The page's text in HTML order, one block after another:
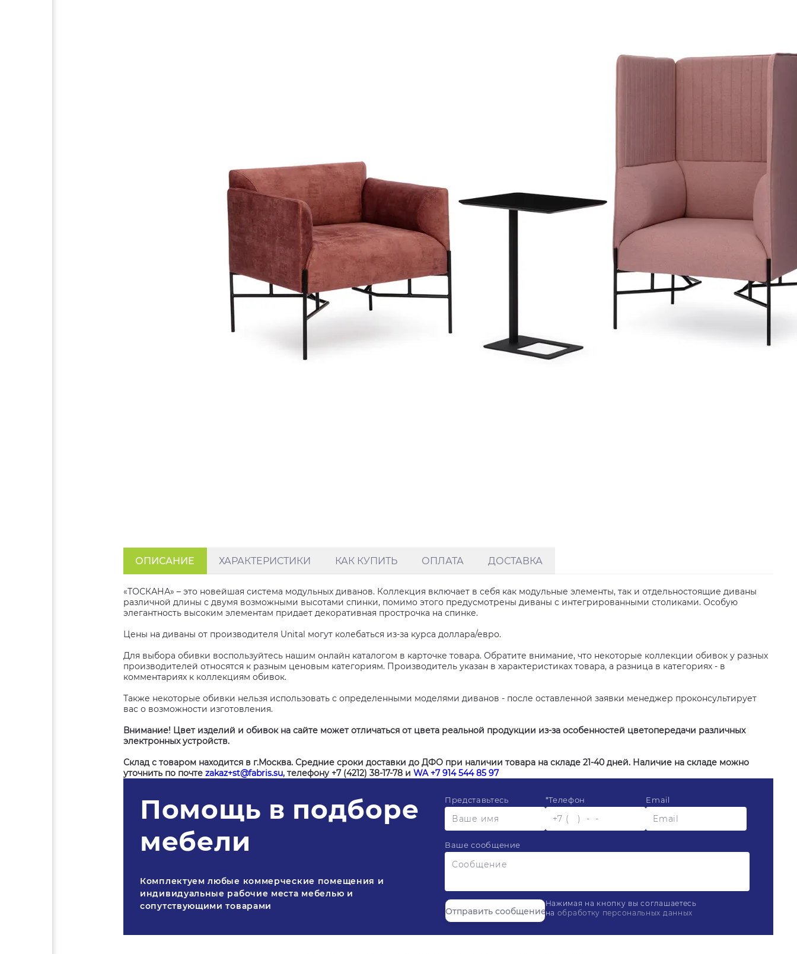
ОПИСАНИЕ ХАРАКТЕРИСТИКИ КАК КУПИТЬ ОПЛАТА ДОСТАВКА
«ТОСКАНА» – это новейшая система модульных диванов. Коллекция включает в себя как модульные элементы, так и отдельностоящие диваны
различной длины с двумя возможными высотами спинки, помимо этого предусмотрены диваны с интегрированными столиками. Особую
элегантность высоким элементам придает декоративная прострочка на спинке.
Цены на диваны от производителя Unital могут колебаться из-за курса доллара/евро.
Для выбора обивки воспользуйтесь нашим онлайн каталогом в карточке товара. Обратите внимание, что некоторые коллекции обивок у разных
производителей относятся к разным ценовым категориям. Производитель указан в характеристиках товара, а разница в категориях - в
комментариях к коллекциям обивок.
Также некоторые обивки нельзя использовать с определенными моделями диванов - после оставленной заявки менеджер проконсультирует
вас о возможности изготовления.
Внимание! Цвет изделий и обивок на сайте может отличаться от цвета реальной продукции из-за особенностей цветопередачи различных
электронных устройств.
Склад с товаром находится в г.Москва. Средние сроки доставки до ДФО при наличии товара на складе 21-40 дней. Наличие на складе можно
уточнить по почте zakaz+st@fabris.su, телефону +7 (4212) 38-17-78 и WA +7 914 544 85 97
Помощь в подборе
мебели
Комплектуем любые коммерческие помещения и
индивидуальные рабочие места мебелью и
сопутствующими товарами
Представьтесь *Телефон Email
Ваше сообщение
Нажимая на кнопку вы соглашаетесь
на обработку персональных данных